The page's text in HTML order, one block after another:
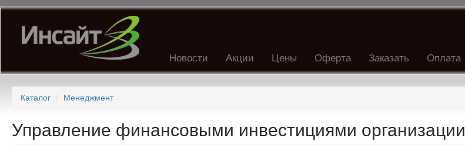
Перейти
основному
содержанию
Новости Акции Цены Оферта Заказать Оплата
Каталог Менеджмент
Управление финансовыми инвестициями организации